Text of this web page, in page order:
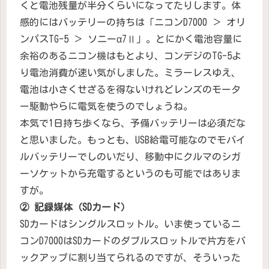
くと電池残量が半分くらいになってたりします。体
感的にはバッテリーの持ちは「ニコンD7000 ＞ オリ
ンパスTG-5 ＞ ソニーα7Ⅱ」。とにかく電池容量に
余裕のあるニコン機はもとより、コンデジのTG-5よ
り電池消費が速い気がしました。ミラーレスゆえ、
電池は小さくせざるを得ないけれどレンズのモータ
ー駆動やらに電気を使うのでしょうね。
本気で1日持ち歩くなら、予備バッテリーは必須だな
と思いました。もっとも、USB給電可能なのでモバイ
ルバッテリーでしのいだり、移動中にクルマのシガ
ーソケットから充電するというのも可能ではありま
すが。
② 記録媒体（SDカード）
SDカードはシングルスロットル。いま使っているニ
コンD7000はSDカードのダブルスロットルで片方をバ
ックアップに割り当てられるのですが、そういった